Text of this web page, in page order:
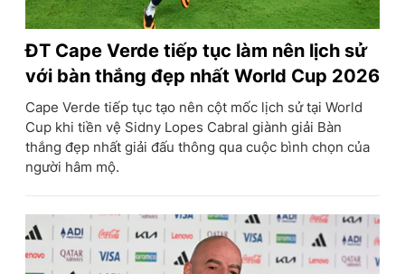
ĐT Cape Verde tiếp tục làm nên lịch sử
với bàn thắng đẹp nhất World Cup 2026
Cape Verde tiếp tục tạo nên cột mốc lịch sử tại World
Cup khi tiền vệ Sidny Lopes Cabral giành giải Bàn
thắng đẹp nhất giải đấu thông qua cuộc bình chọn của
người hâm mộ.